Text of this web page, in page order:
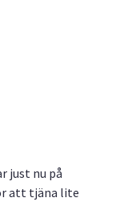
just nu på
att tjäna lite